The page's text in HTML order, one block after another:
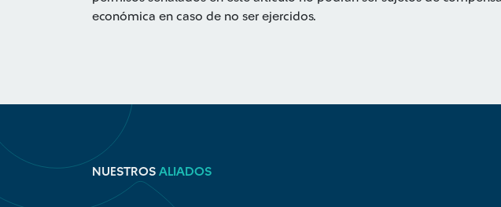
económica en caso de no ser ejercidos.
NUESTROS ALIADOS